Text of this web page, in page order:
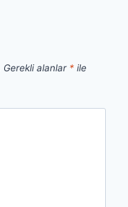
Gerekli alanlar * ile